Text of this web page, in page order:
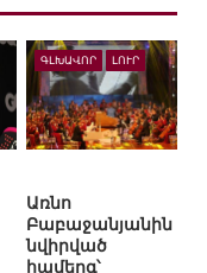
ԳԼԽԱՎՈՐ ԼՈՒՐ
Առնո
Բաբաջանյանին
նվիրված
համերգ՝